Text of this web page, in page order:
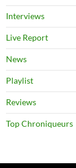
Interviews
Live Report
News
Playlist
Reviews
Top Chroniqueurs